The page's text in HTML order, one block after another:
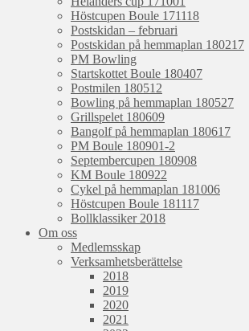
Höstcupen Boule 171118
Postskidan – februari
Postskidan på hemmaplan 180217
PM Bowling
Startskottet Boule 180407
Postmilen 180512
Bowling på hemmaplan 180527
Grillspelet 180609
Bangolf på hemmaplan 180617
PM Boule 180901-2
Septembercupen 180908
KM Boule 180922
Cykel på hemmaplan 181006
Höstcupen Boule 181117
Bollklassiker 2018
Om oss
Medlemsskap
Verksamhetsberättelse
2018
2019
2020
2021